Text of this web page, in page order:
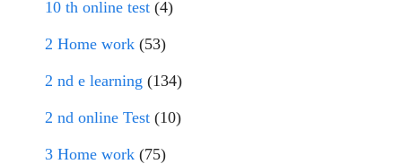
10 th online test (4)
2 Home work (53)
2 nd e learning (134)
2 nd online Test (10)
3 Home work (75)